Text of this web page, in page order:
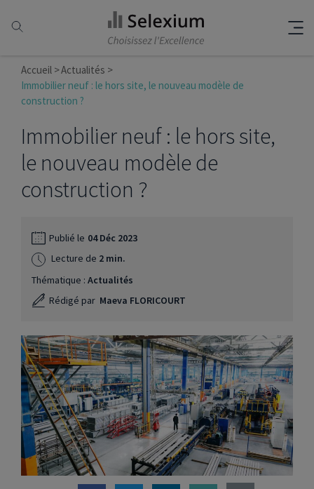
Accueil
Actualités
Immobilier neuf : le hors site, le nouveau modèle de
construction ?
Immobilier neuf : le hors site,
le nouveau modèle de
construction ?
Publié le 04 Déc 2023
Lecture de 2 min.
Thématique : Actualités
Rédigé par Maeva FLORICOURT